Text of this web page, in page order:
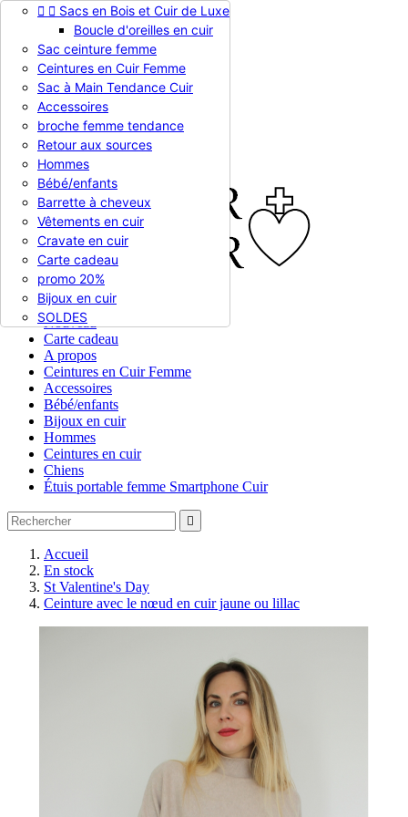
Appelez-nous :0786510612
EUR € 
EUR €
RUB RUB
Connexion
shopping_cart Panier (0)
  En stock
  Sacs en Bois et Cuir de Luxe
Boucle d'oreilles en cuir
Sac ceinture femme
Ceintures en Cuir Femme
Sac à Main Tendance Cuir
Accessoires
broche femme tendance
Retour aux sources
Hommes
Bébé/enfants
Barrette à cheveux
Vêtements en cuir
Cravate en cuir
Carte cadeau
promo 20%
Bijoux en cuir
SOLDES
Nouveau
Carte cadeau
A propos
Ceintures en Cuir Femme
Accessoires
Bébé/enfants
Bijoux en cuir
Hommes
Ceintures en cuir
Chiens
Étuis portable femme Smartphone Cuir

Accueil
En stock
St Valentine's Day
Ceinture avec le nœud en cuir jaune ou lillac